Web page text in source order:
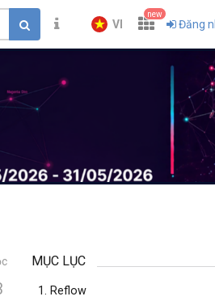
VI
new
Đăng
MỤC LỤC
1. Reflow